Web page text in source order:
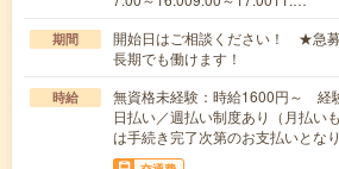
期間
開始日はご相談ください！ ★急
長期でも働けます！
時給
無資格未経験：時給1600円～
日払い／週払い制度あり（月払い
は手続き完了次第のお支払いとなり